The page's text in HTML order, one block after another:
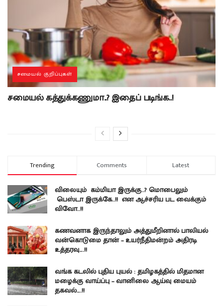
சமையல் குறிப்புகள்
சமையல் கத்துக்கணுமா..? இதைப் படிங்க..!
Trending Comments Latest
விலையும் கம்மியா இருக்கு..? மொபைலும்
பெஸ்டா இருக்கே..!! என ஆச்சரிய பட வைக்கும்
விவோ..!!
கணவனாக இருந்தாலும் அத்துமீறினால் பாலியல்
வன்கொடுமை தான் – உயர்நீதிமன்றம் அதிரடி
உத்தரவு….!!
வங்க கடலில் புதிய புயல் : தமிழகத்தில் மிதமான
மழைக்கு வாய்ப்பு – வானிலை ஆய்வு மையம்
தகவல்….!!